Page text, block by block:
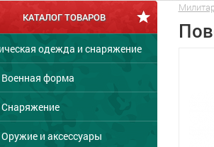
КАТАЛОГ ТОВАРОВ
одежда и снаряжение
Военная форма
Снаряжение
Оружие и аксессуары